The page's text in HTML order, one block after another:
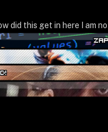
did this get in here I am